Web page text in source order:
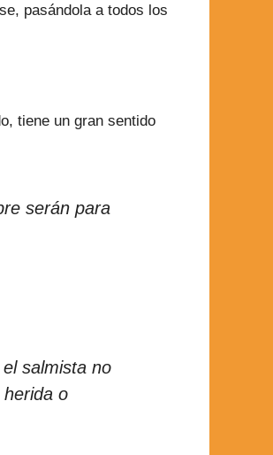
pasándola a todos los
tiene un gran sentido
serán para
salmista no
o